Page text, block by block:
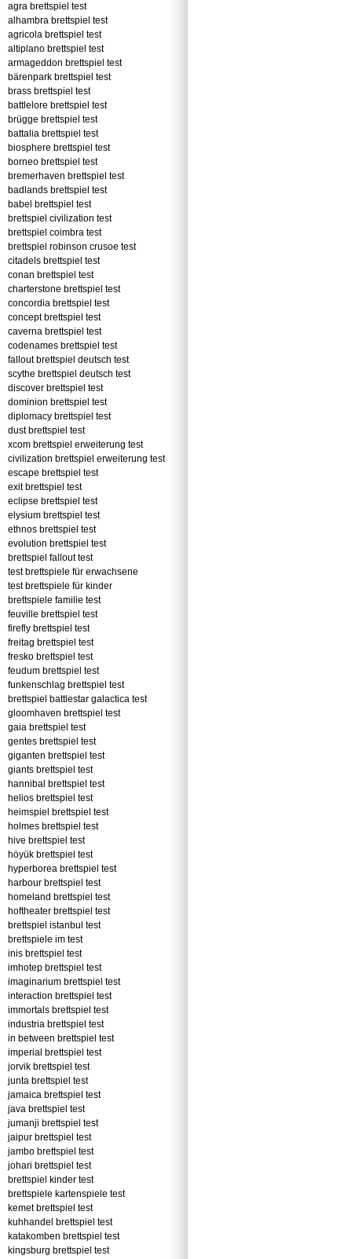
agra brettspiel test
alhambra brettspiel test
agricola brettspiel test
altiplano brettspiel test
armageddon brettspiel test
bärenpark brettspiel test
brass brettspiel test
battlelore brettspiel test
brügge brettspiel test
battalia brettspiel test
biosphere brettspiel test
borneo brettspiel test
bremerhaven brettspiel test
badlands brettspiel test
babel brettspiel test
brettspiel civilization test
brettspiel coimbra test
brettspiel robinson crusoe test
citadels brettspiel test
conan brettspiel test
charterstone brettspiel test
concordia brettspiel test
concept brettspiel test
caverna brettspiel test
codenames brettspiel test
fallout brettspiel deutsch test
scythe brettspiel deutsch test
discover brettspiel test
dominion brettspiel test
diplomacy brettspiel test
dust brettspiel test
xcom brettspiel erweiterung test
civilization brettspiel erweiterung test
escape brettspiel test
exit brettspiel test
eclipse brettspiel test
elysium brettspiel test
ethnos brettspiel test
evolution brettspiel test
brettspiel fallout test
test brettspiele für erwachsene
test brettspiele für kinder
brettspiele familie test
feuville brettspiel test
firefly brettspiel test
freitag brettspiel test
fresko brettspiel test
feudum brettspiel test
funkenschlag brettspiel test
brettspiel battlestar galactica test
gloomhaven brettspiel test
gaia brettspiel test
gentes brettspiel test
giganten brettspiel test
giants brettspiel test
hannibal brettspiel test
helios brettspiel test
heimspiel brettspiel test
holmes brettspiel test
hive brettspiel test
höyük brettspiel test
hyperborea brettspiel test
harbour brettspiel test
homeland brettspiel test
hoftheater brettspiel test
brettspiel istanbul test
brettspiele im test
inis brettspiel test
imhotep brettspiel test
imaginarium brettspiel test
interaction brettspiel test
immortals brettspiel test
industria brettspiel test
in between brettspiel test
imperial brettspiel test
jorvik brettspiel test
junta brettspiel test
jamaica brettspiel test
java brettspiel test
jumanji brettspiel test
jaipur brettspiel test
jambo brettspiel test
johari brettspiel test
brettspiel kinder test
brettspiele kartenspiele test
kemet brettspiel test
kuhhandel brettspiel test
katakomben brettspiel test
kingsburg brettspiel test